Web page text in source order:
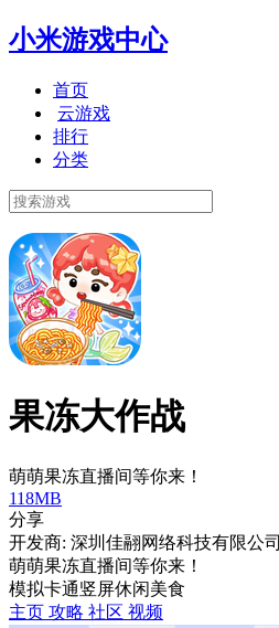
小米游戏中心
首页
云游戏
排行
分类
果冻大作战
萌萌果冻直播间等你来！
118MB
分享
开发商: 深圳佳翮网络科技有限公司
萌萌果冻直播间等你来！
模拟卡通竖屏休闲美食
主页 攻略 社区 视频